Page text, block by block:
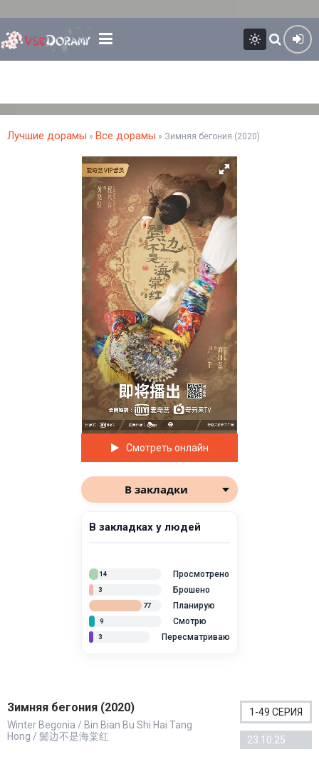
Лучшие дорамы » Все дорамы » Зимняя бегония (2020)
Смотреть онлайн
В закладки
В закладках у людей
Просмотрено
14
Брошено
3
Планирую
77
Смотрю
9
Пересматриваю
3
Зимняя бегония (2020)
Winter Begonia / Bin Bian Bu Shi Hai Tang
Hong / 鬓边不是海棠红
1-49 СЕРИЯ
23.10.25